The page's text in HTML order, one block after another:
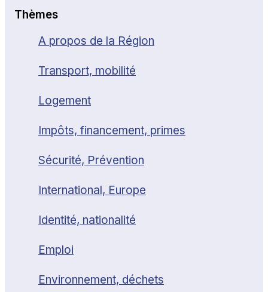
Thèmes
A propos de la Région
Transport, mobilité
Logement
Impôts, financement, primes
Sécurité, Prévention
International, Europe
Identité, nationalité
Emploi
Environnement, déchets